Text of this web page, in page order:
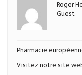
Roger
Guest
Pharmacie
Visitez notre site